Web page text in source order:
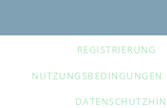
NAVIGATION
REGISTRIERUNG
NUTZUNGSBEDINGUNGEN